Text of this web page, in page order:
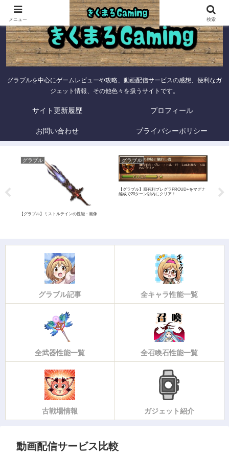
グラブルを中心にゲームレビューや攻略、動画配信サービスの感想、便利なガ
ジェット情報、その他色々を扱うサイトです。
サイト更新履歴 プロフィール
お問い合わせ プライバシーポリシー
グラブル
【グラブル】ミストルテインの性能・画像
グラブル
【グラブル】風有利ブレグラPROUD+をマグナ
編成で20ターン以内にクリア！
グラブル記事 全キャラ性能一覧
全武器性能一覧 全召喚石性能一覧
古戦場情報 ガジェット紹介
動画配信サービス比較
メニュー 検索